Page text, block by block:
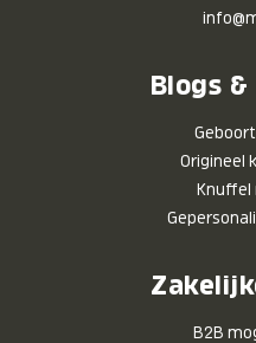
Blogs
Origineel
Knuffel
B2B